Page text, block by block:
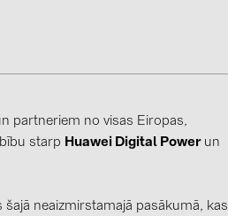
partneriem no visas Eiropas,
starp Huawei Digital Powerun
neaizmirstamajā pasākumā, kas